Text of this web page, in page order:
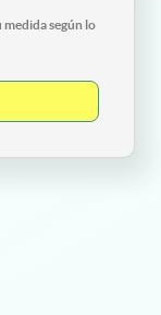
medida según lo